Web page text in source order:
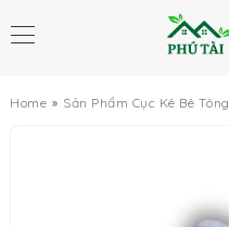
Home Sản Phẩm Cục Kê Bê Tông